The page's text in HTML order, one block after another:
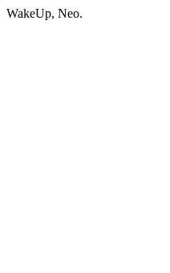
WakeUp, Neo.